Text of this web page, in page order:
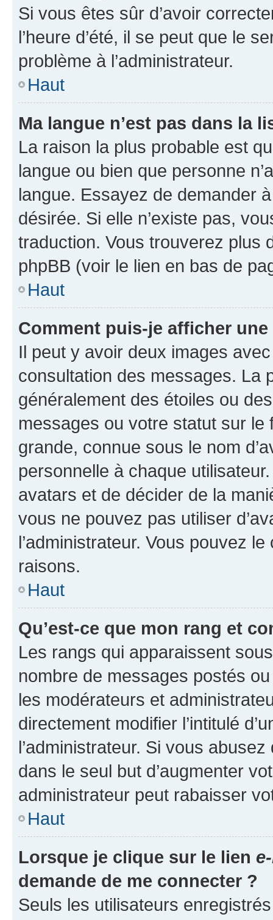
Si vous êtes sûr d’avoir
l’heure d’été, il se peut que le
problème à l’administrateur.
Haut
Ma langue n’est pas dans la
La raison la plus probable est
langue ou bien que personne
langue. Essayez de demander
désirée. Si elle n’existe pas,
traduction. Vous trouverez plus
phpBB (voir le lien en bas de
Haut
Comment puis-je afficher
Il peut y avoir deux images
consultation des messages. La
généralement des étoiles ou
messages ou votre statut sur
grande, connue sous le nom
personnelle à chaque utilisateur.
avatars et de décider de la
vous ne pouvez pas utiliser
l’administrateur. Vous pouvez
raisons.
Haut
Qu’est-ce que mon rang et
Les rangs qui apparaissent
nombre de messages postés
les modérateurs et
directement modifier l’intitulé
l’administrateur. Si vous
dans le seul but d’augmenter
administrateur peut rabaisser
Haut
Lorsque je clique sur le lien
demande de me connecter ?
Seuls les utilisateurs